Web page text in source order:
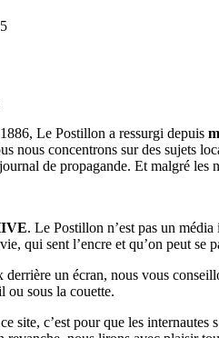
Le Postillon a ressurgi depuis
nous concentrons sur des sujets
de propagande. Et malgré les
. Le Postillon n’est pas un
qui sent l’encre et qu’on peut se
derrière un écran, nous vous
ou sous la couette.
site, c’est pour que les